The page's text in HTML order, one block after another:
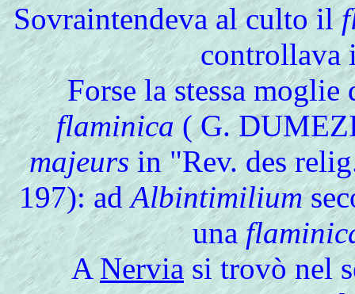
Sovraintendevaal culto il
controllava
Forse la stessa
flaminica( G.
majeursin "Rev. des
197): adAlbintimilium
una
A Nerviasi trovò nel